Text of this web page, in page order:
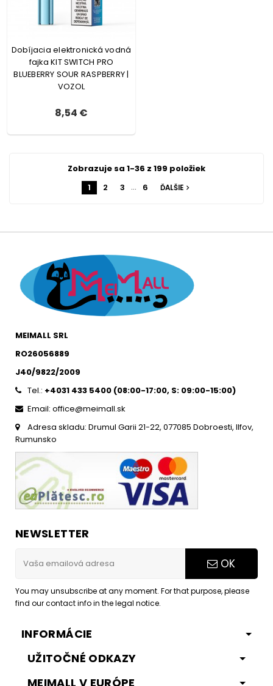
Dobíjacia elektronická vodná
fajka KIT SWITCH PRO
BLUEBERRY SOUR RASPBERRY |
VOZOL
8,54 €
Zobrazuje sa 1-36 z 199 položiek
1
2 3 … 6 ĎALŠIEnavigate_next
MEIMALL SRL
RO26056889
J40/9822/2009
Tel.: +4031 433 5400 (08:00-17:00, S: 09:00-15:00)
Email: office@meimall.sk
Adresa skladu: Drumul Garii 21-22, 077085 Dobroesti, Ilfov,
Rumunsko
NEWSLETTER
OK
You may unsubscribe at any moment. For that purpose, please
find our contact info in the legal notice.
INFORMÁCIE
UŽITOČNÉ ODKAZY
MEIMALL V EURÓPE